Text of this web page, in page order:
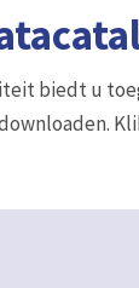
biedt u